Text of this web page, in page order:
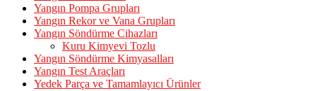
Yangın Pompa Grupları
Yangın Rekor ve Vana Grupları
Yangın Söndürme Cihazları
Kuru Kimyevi Tozlu
Yangın Söndürme Kimyasalları
Yangın Test Araçları
Yedek Parça ve Tamamlayıcı Ürünler